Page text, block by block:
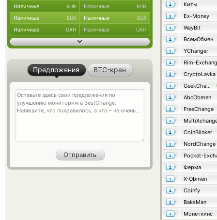
Киты
Ex-Money
WayBit
ВсемОбмен
YChanger
Rim-
CryptoLavka
GeekChange
AbcObmen
FreeChange
CoinBlinker
NordChange
Pocket-
Ферма
X-Obmen
Coinfy
BaksMan
Монеткинс
Наличные RUB Наличные RUB
Наличные EUR Наличные EUR
Наличные UAH Наличные UAH
Предложения BTC-кран